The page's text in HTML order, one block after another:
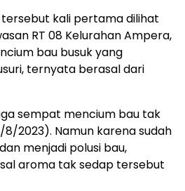
tersebut kali pertama dilihat
RT 08 Kelurahan Ampera,
bau busuk yang
ternyata berasal dari
sempat mencium bau tak
8/2023). Namun karena sudah
menjadi polusi bau,
aroma tak sedap tersebut